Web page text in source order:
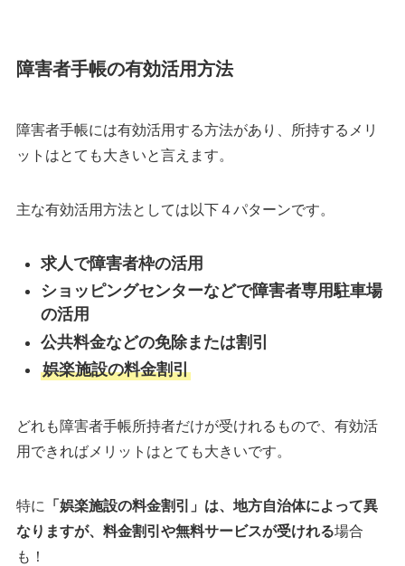
障害者手帳の有効活用方法
障害者手帳には有効活用する方法があり、所持するメリ
ットはとても大きいと言えます。
主な有効活用方法としては以下４パターンです。
求人で障害者枠の活用
ショッピングセンターなどで障害者専用駐車場
の活用
公共料金などの免除または割引
娯楽施設の料金割引
どれも障害者手帳所持者だけが受けれるもので、有効活
用できればメリットはとても大きいです。
特に
「娯楽施設の料金割引」は、地方自治体によって異
なりますが、料金割引や無料サービスが受けれる場合
も！